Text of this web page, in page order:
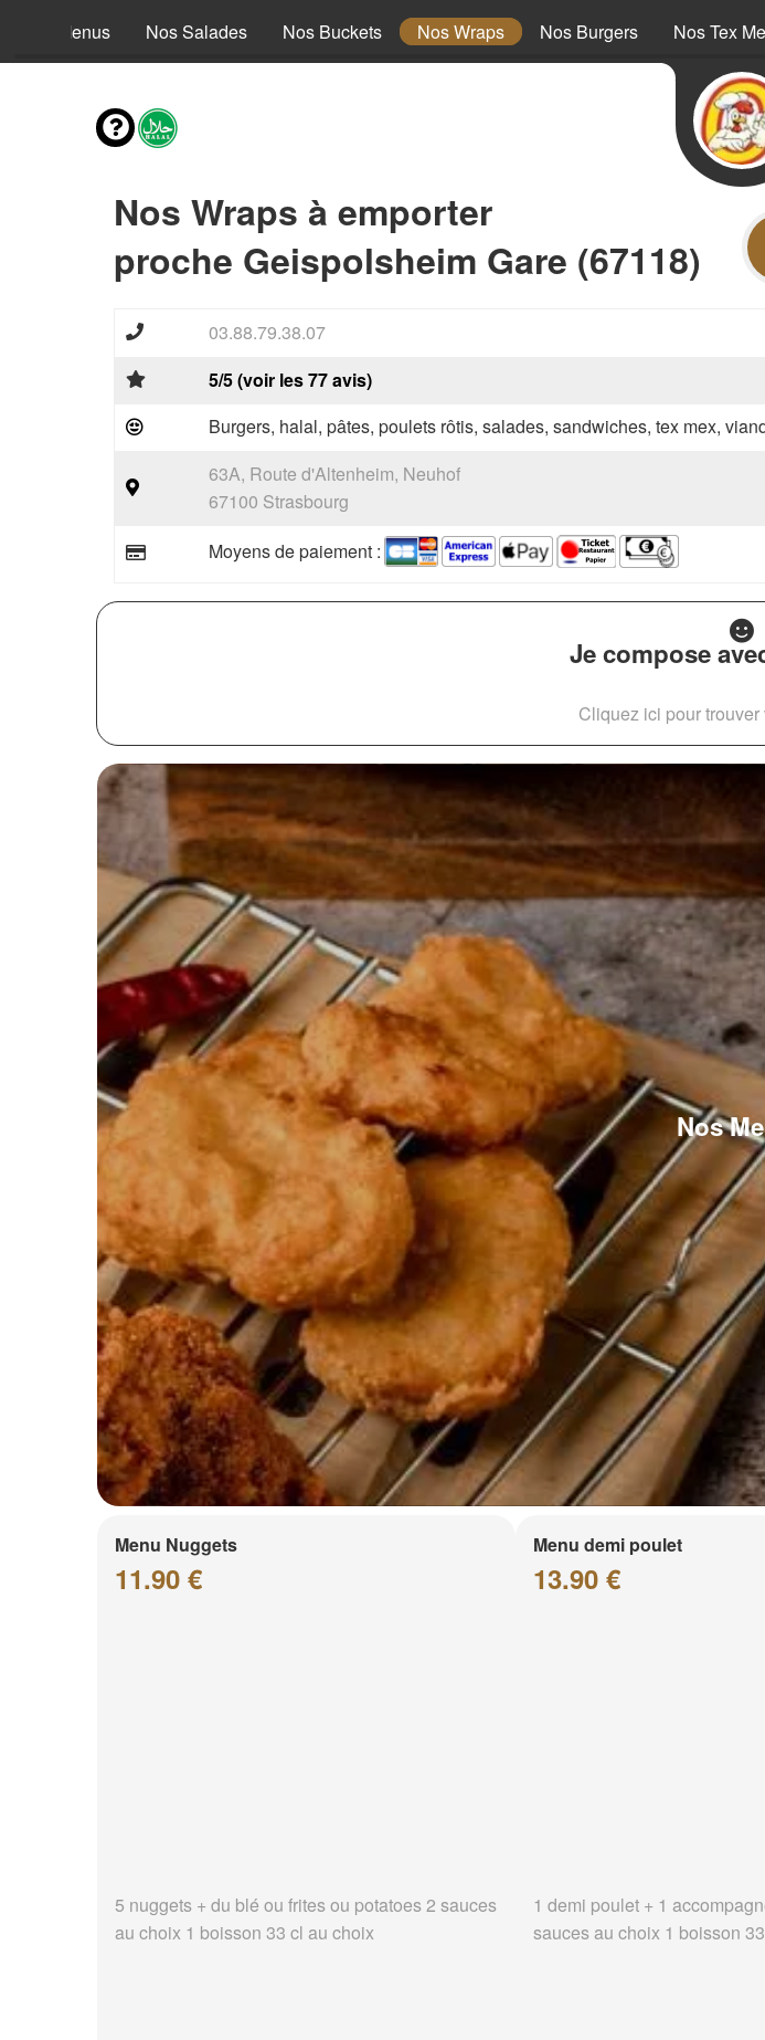
Nos Menus Nos Salades Nos Buckets Nos Wraps Nos Burgers Nos Tex
Nos Wraps à emporter
proche Geispolsheim Gare (67118)
03.88.79.38.07
5/5 (voir les 77 avis)
Burgers, halal, pâtes, poulets rôtis, salades, sandwiches, tex mex,
63A, Route d'Altenheim, Neuhof
67100 Strasbourg
Moyens de paiement :
Je compose
Cliquez ici pour
Nos
Menu Nuggets
11.90 €
5 nuggets + du blé ou frites ou potatoes 2 sauces
au choix 1 boisson 33 cl au choix
Menu demi poulet
13.90 €
1 demi poulet + 1
sauces au choix 1 boisson